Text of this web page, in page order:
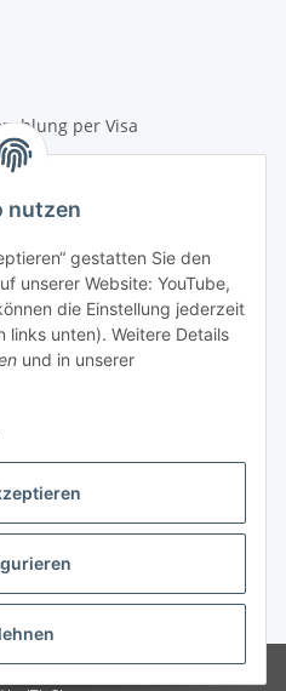
nutzen
gestatten Sie den
unserer Website: YouTube,
die Einstellung jederzeit
unten). Weitere Details
und in unserer
46
widerrufen